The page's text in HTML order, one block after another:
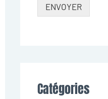
ENVOYER
Catégories